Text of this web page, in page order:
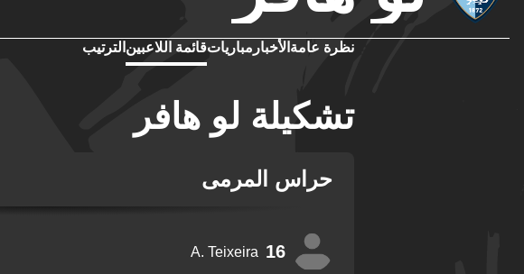
نظرة عامة الأخبار مبارياتقائمة اللاعبين الترتيب
تشكيلة لو هافر
حراس المرمى
16
A. Teixeira